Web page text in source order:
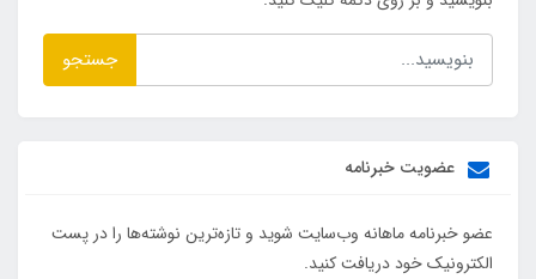
جستجو
عضویت خبرنامه
عضو خبرنامه ماهانه وب‌سایت شوید و تازه‌ترین نوشته‌ها را در پست
الکترونیک خود دریافت کنید.